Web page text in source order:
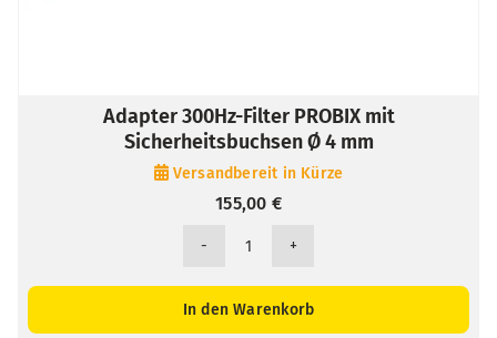
Adapter 300Hz-Filter PROBIX mit
Sicherheitsbuchsen Ø 4 mm
Versandbereit in Kürze
155,00 €
Adapter
Filter
In den Warenkorb